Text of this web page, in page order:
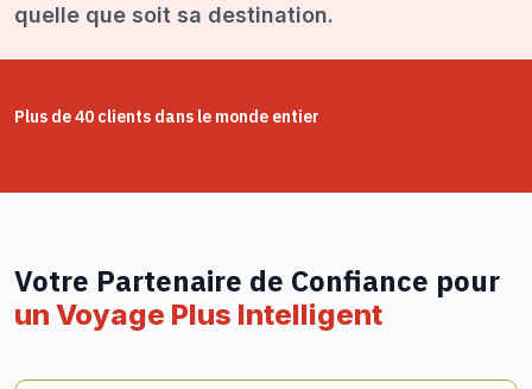
quelle que soit sa destination.
Plus de 40 clients dans le monde entier
Votre Partenaire de Confiance pour
un Voyage Plus Intelligent